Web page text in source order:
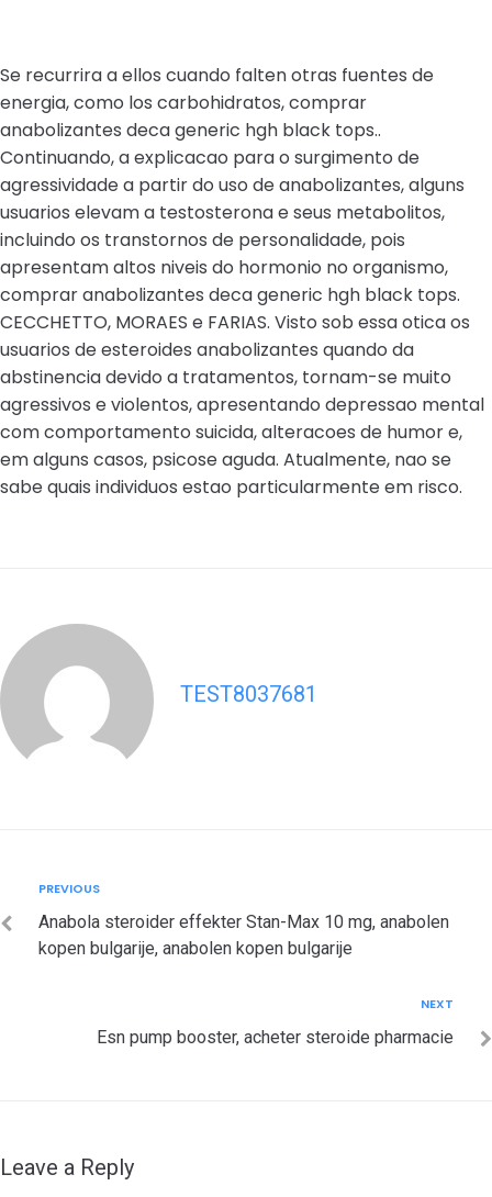
Se recurrira a ellos cuando falten otras fuentes de
energia, como los carbohidratos, comprar
anabolizantes deca generic hgh black tops..
Continuando, a explicacao para o surgimento de
agressividade a partir do uso de anabolizantes, alguns
usuarios elevam a testosterona e seus metabolitos,
incluindo os transtornos de personalidade, pois
apresentam altos niveis do hormonio no organismo,
comprar anabolizantes deca generic hgh black tops.
CECCHETTO, MORAES e FARIAS. Visto sob essa otica os
usuarios de esteroides anabolizantes quando da
abstinencia devido a tratamentos, tornam-se muito
agressivos e violentos, apresentando depressao mental
com comportamento suicida, alteracoes de humor e,
em alguns casos, psicose aguda. Atualmente, nao se
sabe quais individuos estao particularmente em risco.
TEST8037681
navigation
Previous
PREVIOUS
Anabola steroider effekter Stan-Max 10 mg, anabolen
kopen bulgarije, anabolen kopen bulgarije
NEXT
Esn pump booster, acheter steroide pharmacie
Leave a Reply